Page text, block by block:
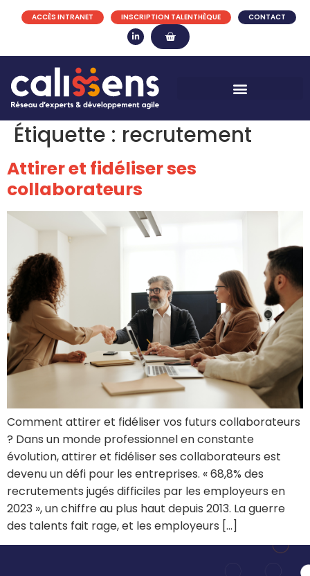
ACCÈS INTRANET INSCRIPTION TALENTHÈQUE CONTACT
Étiquette : recrutement
Attirer et fidéliser ses
collaborateurs
Comment attirer et fidéliser vos futurs collaborateurs
? Dans un monde professionnel en constante
évolution, attirer et fidéliser ses collaborateurs est
devenu un défi pour les entreprises. « 68,8% des
recrutements jugés difficiles par les employeurs en
2023 », un chiffre au plus haut depuis 2013. La guerre
des talents fait rage, et les employeurs […]